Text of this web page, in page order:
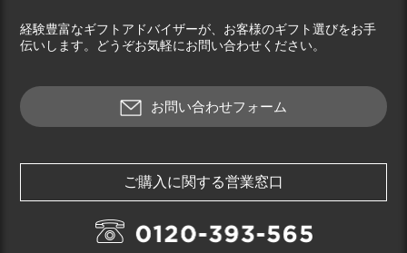
経験豊富なギフトアドバイザーが、お客様のギフト選びをお手
伝いします。どうぞお気軽にお問い合わせください。
お問い合わせフォーム
ご購入に関する営業窓口